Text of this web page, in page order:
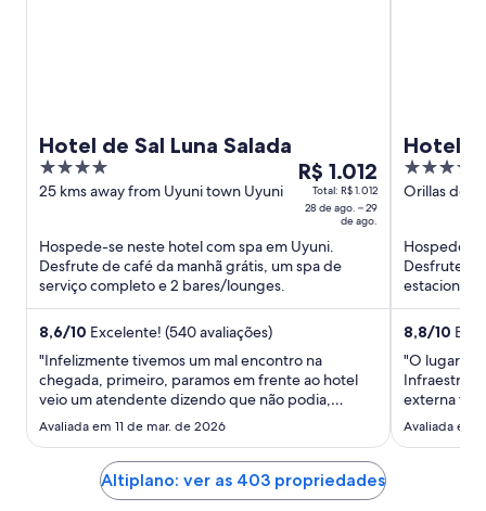
Hotel de Sal Luna Salada
4
out
5
25 kms away from Uyuni town Uyuni
O
preço
é
de
R$ 1.012
por
diária
estadia
de
de
ago.
a
R$ 1.012
Total: R$ 1.012
28 de ago. – 29
de ago.
Hospede-se neste hotel com spa em Uyuni.
Desfrute de café da manhã grátis, um spa de
serviço completo e 2 bares/lounges.
8,6/10 Excelente! (540 avaliações)
"Infelizmente tivemos um mal encontro na
chegada, primeiro, paramos em frente ao hotel
veio um atendente dizendo que não podia,
avisamos pra ele que era somente para o check in.
havia reserva e me mostrava a prancheta dele,
estávamos cansados, meu marido ..."
Avaliada em 11 de mar. de 2026
Hotel
4.5
out
5
Orillas del
Hospede-
Desfrute
hóspedes
8,8/10
"O lugar é
externa
incluindo
Avaliada em
Altiplano: ver as 403 propriedades